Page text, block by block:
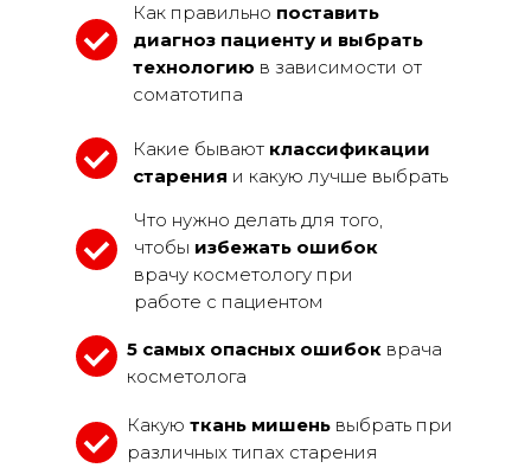
Как правильно поставить
диагноз пациенту и выбрать
технологию в зависимости от
соматотипа
Какие бывают классификации
старения и какую лучше выбрать
5 самых опасных ошибок врача
косметолога
Что нужно делать для того,
чтобы избежать ошибок
врачу косметологу при
работе с пациентом
Какую ткань мишень выбрать при
различных типах старения